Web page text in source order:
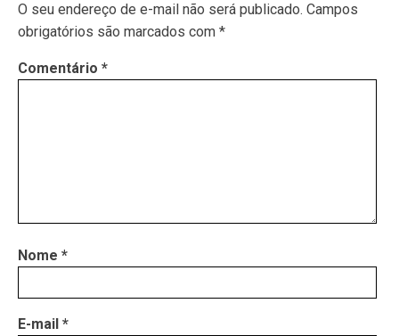
O seu endereço de e-mail não será publicado. Campos
obrigatórios são marcados com *
Comentário *
Nome *
E-mail *